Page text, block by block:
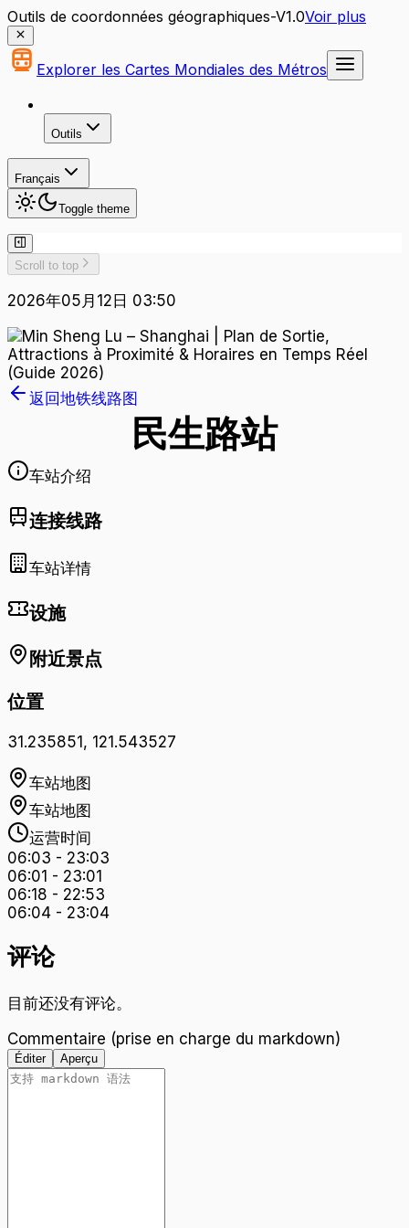
Outils de coordonnées géographiques-V1.0Voir plus
Explorer les Cartes Mondiales des Métros
Outils
Français
Toggle theme
Scroll to top
2026年05月12日 03:50
返回地铁线路图
民生路站
车站介绍
连接线路
车站详情
设施
附近景点
位置
31.235851 , 121.543527
车站地图
车站地图
运营时间
06:03 - 23:03
06:01 - 23:01
06:18 - 22:53
06:04 - 23:04
评论
目前还没有评论。
Commentaire (prise en charge du markdown)
Éditer Aperçu